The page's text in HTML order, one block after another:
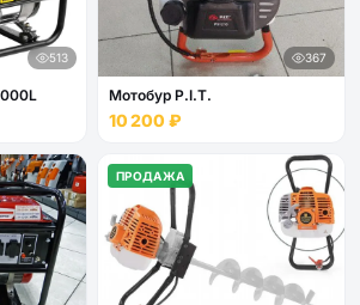
513 367
Мотобур P.I.T.
10 200 ₽
ПРОДАЖА